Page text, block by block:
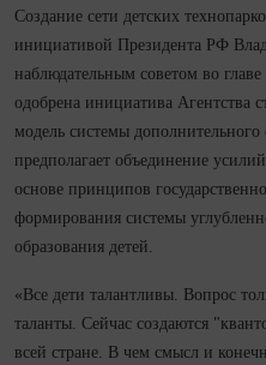
Создание сети детских
инициативой Президента РФ
наблюдательным советом во
одобрена инициатива Агентства
модель системы
предполагает объединение
основе принципов
формирования системы
образования детей.
«Все дети талантливы. Вопрос
таланты. Сейчас создаются
всей стране. В чем смысл и